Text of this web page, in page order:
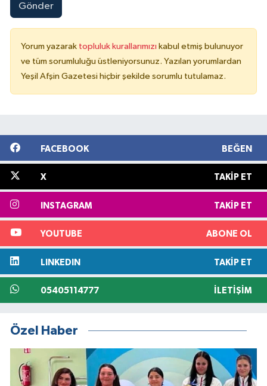
Gönder
Yorum yazarak topluluk kurallarımızı kabul etmiş bulunuyor
ve tüm sorumluluğu üstleniyorsunuz. Yazılan yorumlardan
Yeşil Afşin Gazetesi hiçbir şekilde sorumlu tutulamaz.
FACEBOOK BEĞEN
X TAKIP ET
INSTAGRAM TAKIP ET
YOUTUBE ABONE OL
LINKEDIN TAKIP ET
05405114777 İLETIŞIM
Özel Haber